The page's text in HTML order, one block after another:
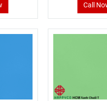
Call